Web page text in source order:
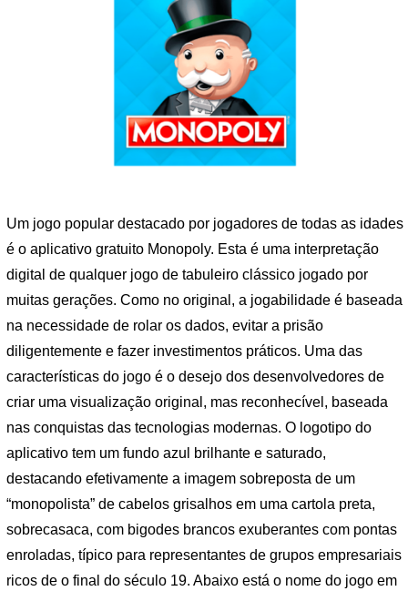
Um jogo popular destacado por jogadores de todas as idades
é o aplicativo gratuito Monopoly. Esta é uma interpretação
digital de qualquer jogo de tabuleiro clássico jogado por
muitas gerações. Como no original, a jogabilidade é baseada
na necessidade de rolar os dados, evitar a prisão
diligentemente e fazer investimentos práticos. Uma das
características do jogo é o desejo dos desenvolvedores de
criar uma visualização original, mas reconhecível, baseada
nas conquistas das tecnologias modernas. O logotipo do
aplicativo tem um fundo azul brilhante e saturado,
destacando efetivamente a imagem sobreposta de um
“monopolista” de cabelos grisalhos em uma cartola preta,
sobrecasaca, com bigodes brancos exuberantes com pontas
enroladas, típico para representantes de grupos empresariais
ricos de o final do século 19. Abaixo está o nome do jogo em